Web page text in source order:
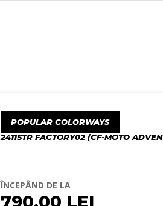
POPULAR COLORWAYS
2411STR FACTORY02 (CF-MOTO
ÎNCEPÂND DE LA